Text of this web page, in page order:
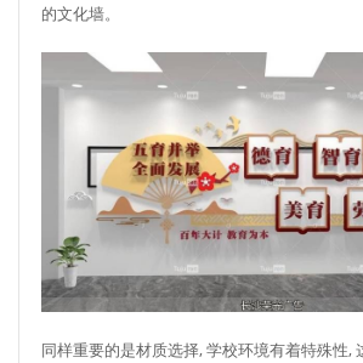
的文化墙。
同样重要的是材质选择, 学校环境有着特殊性,